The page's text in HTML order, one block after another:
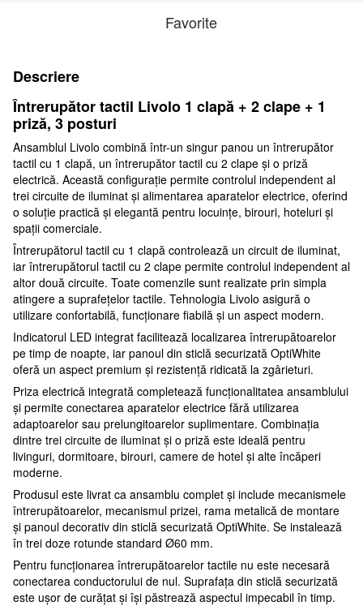
Favorite
Descriere
Întrerupător tactil Livolo 1 clapă + 2 clape + 1
priză, 3 posturi
Ansamblul Livolo combină într-un singur panou un întrerupător
tactil cu 1 clapă, un întrerupător tactil cu 2 clape și o priză
electrică. Această configurație permite controlul independent al
trei circuite de iluminat și alimentarea aparatelor electrice, oferind
o soluție practică și elegantă pentru locuințe, birouri, hoteluri și
spații comerciale.
Întrerupătorul tactil cu 1 clapă controlează un circuit de iluminat,
iar întrerupătorul tactil cu 2 clape permite controlul independent al
altor două circuite. Toate comenzile sunt realizate prin simpla
atingere a suprafețelor tactile. Tehnologia Livolo asigură o
utilizare confortabilă, funcționare fiabilă și un aspect modern.
Indicatorul LED integrat facilitează localizarea întrerupătoarelor
pe timp de noapte, iar panoul din sticlă securizată OptiWhite
oferă un aspect premium și rezistență ridicată la zgârieturi.
Priza electrică integrată completează funcționalitatea ansamblului
și permite conectarea aparatelor electrice fără utilizarea
adaptoarelor sau prelungitoarelor suplimentare. Combinația
dintre trei circuite de iluminat și o priză este ideală pentru
livinguri, dormitoare, birouri, camere de hotel și alte încăperi
moderne.
Produsul este livrat ca ansamblu complet și include mecanismele
întrerupătoarelor, mecanismul prizei, rama metalică de montare
și panoul decorativ din sticlă securizată OptiWhite. Se instalează
în trei doze rotunde standard Ø60 mm.
Pentru funcționarea întrerupătoarelor tactile nu este necesară
conectarea conductorului de nul. Suprafața din sticlă securizată
este ușor de curățat și își păstrează aspectul impecabil în timp.